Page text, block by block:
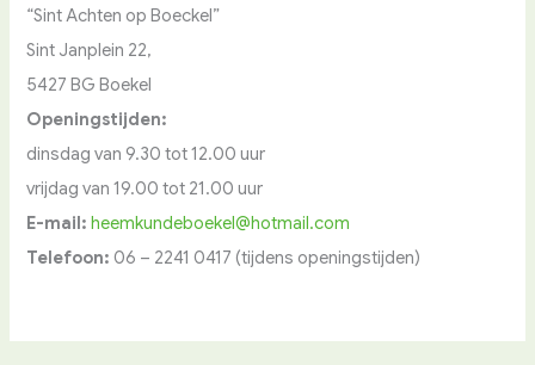
“Sint Achten op Boeckel”
Sint Janplein 22,
5427 BG Boekel
Openingstijden:
dinsdag van 9.30 tot 12.00 uur
vrijdag van 19.00 tot 21.00 uur
E-mail: heemkundeboekel@hotmail.com
Telefoon: 06 – 2241 0417 (tijdens openingstijden)